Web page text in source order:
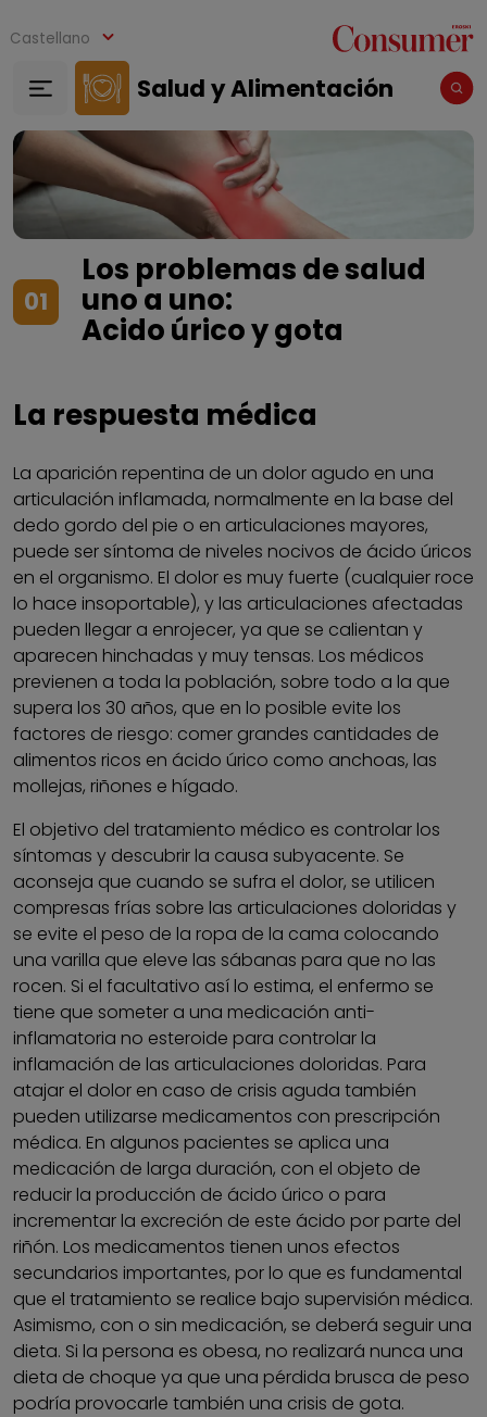
Castellano
Salud y Alimentación
01
Los problemas de salud
uno a uno:
Acido úrico y gota
La respuesta médica
La aparición repentina de un dolor agudo en una
articulación inflamada, normalmente en la base del
dedo gordo del pie o en articulaciones mayores,
puede ser síntoma de niveles nocivos de ácido úricos
en el organismo. El dolor es muy fuerte (cualquier roce
lo hace insoportable), y las articulaciones afectadas
pueden llegar a enrojecer, ya que se calientan y
aparecen hinchadas y muy tensas. Los médicos
previenen a toda la población, sobre todo a la que
supera los 30 años, que en lo posible evite los
factores de riesgo: comer grandes cantidades de
alimentos ricos en ácido úrico como anchoas, las
mollejas, riñones e hígado.
El objetivo del tratamiento médico es controlar los
síntomas y descubrir la causa subyacente. Se
aconseja que cuando se sufra el dolor, se utilicen
compresas frías sobre las articulaciones doloridas y
se evite el peso de la ropa de la cama colocando
una varilla que eleve las sábanas para que no las
rocen. Si el facultativo así lo estima, el enfermo se
tiene que someter a una medicación anti-
inflamatoria no esteroide para controlar la
inflamación de las articulaciones doloridas. Para
atajar el dolor en caso de crisis aguda también
pueden utilizarse medicamentos con prescripción
médica. En algunos pacientes se aplica una
medicación de larga duración, con el objeto de
reducir la producción de ácido úrico o para
incrementar la excreción de este ácido por parte del
riñón. Los medicamentos tienen unos efectos
secundarios importantes, por lo que es fundamental
que el tratamiento se realice bajo supervisión médica.
Asimismo, con o sin medicación, se deberá seguir una
dieta. Si la persona es obesa, no realizará nunca una
dieta de choque ya que una pérdida brusca de peso
podría provocarle también una crisis de gota.